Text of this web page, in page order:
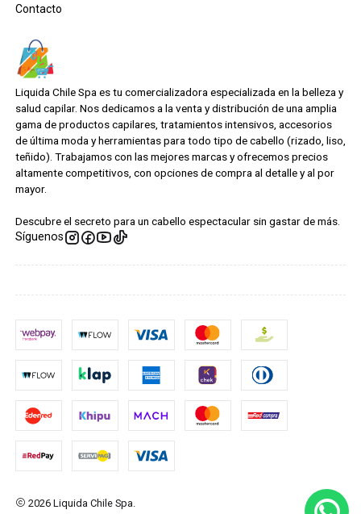
Contacto
Liquida Chile Spa es tu comercializadora especializada en la belleza y
salud capilar. Nos dedicamos a la venta y distribución de una amplia
gama de productos capilares, tratamientos intensivos, accesorios
de última moda y herramientas para todo tipo de cabello (rizado, liso,
teñido). Trabajamos con las mejores marcas y ofrecemos precios
altamente competitivos, con opciones de compra al detalle y al por
mayor.
Descubre el secreto para un cabello espectacular sin gastar de más.
Síguenos
2026 Liquida Chile Spa.